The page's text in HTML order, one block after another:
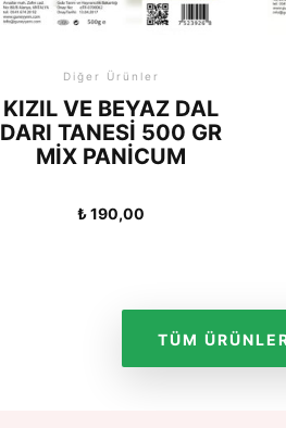
Diğer Ürünler
KIZIL VE BEYAZ DAL
DARI TANESI 500 GR
MIX PANICUM
₺190,00
TÜM